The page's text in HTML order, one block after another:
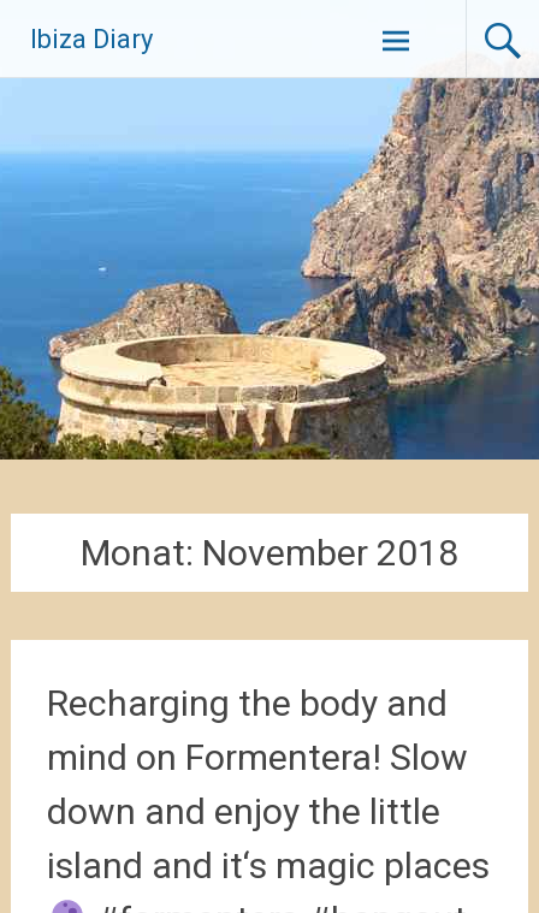
Inhalt
springen
Ibiza Diary
Monat: November 2018
Recharging the body and
mind on Formentera! Slow
down and enjoy the little
island and it‘s magic places